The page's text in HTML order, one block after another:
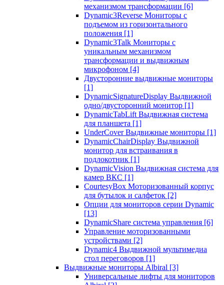
механизмом трансформации [6]
Dynamic3Reverse Мониторы с
подъемом из горизонтального
положения [1]
Dynamic3Talk Мониторы с
уникальным механизмом
трансформации и выдвижным
микрофоном [4]
Двусторонние выдвижные мониторы
[1]
DynamicSignatureDisplay Выдвижной
одно/двусторонний монитор [1]
DynamicTabLift Выдвижная система
для планшета [1]
UnderCover Выдвижные мониторы [1]
DynamicChairDisplay Выдвижной
монитор для встраивания в
подлокотник [1]
DynamicVision Выдвижная система для
камер ВКС [1]
CourtesyBox Моторизованный корпус
для бутылок и салфеток [2]
Опции для мониторов серии Dynamic
[13]
DynamicShare система управления [6]
Управление моторизованными
устройствами [2]
Dynamic4 Выдвижной мультимедиа
стол переговоров [1]
Выдвижные мониторы Albiral [3]
Универсальные лифты для мониторов